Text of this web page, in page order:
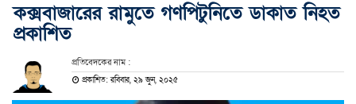
কক্সবাজারের রামুতে গণপিটুনিতে ডাকাত নিহত
প্রকাশিত
প্রতিবেদকের নাম :
প্রকাশিত: রবিবার, ২৯ জুন, ২০২৫